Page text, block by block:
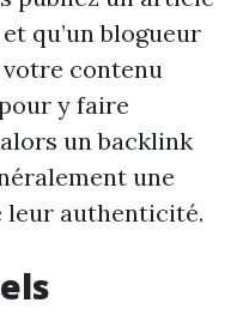
qu’un blogueur
contenu
y faire
un backlink
une
leur authenticité.